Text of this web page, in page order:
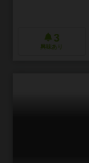
3
興味あり